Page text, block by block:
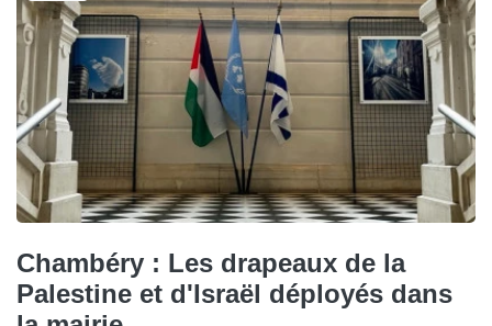
Chambéry : Les drapeaux de la
Palestine et d'Israël déployés dans